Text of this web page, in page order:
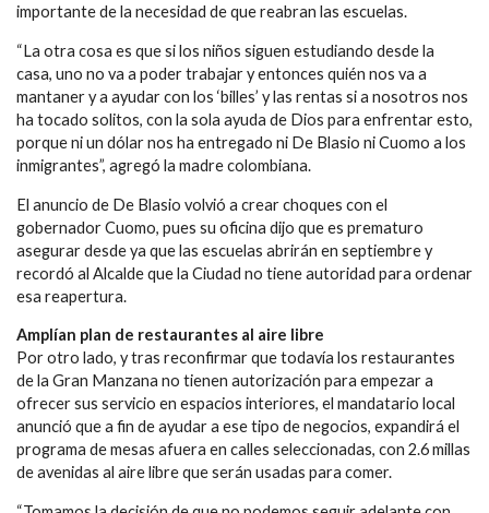
importante de la necesidad de que reabran las escuelas.
“La otra cosa es que si los niños siguen estudiando desde la
casa, uno no va a poder trabajar y entonces quién nos va a
mantaner y a ayudar con los ‘billes’ y las rentas si a nosotros nos
ha tocado solitos, con la sola ayuda de Dios para enfrentar esto,
porque ni un dólar nos ha entregado ni De Blasio ni Cuomo a los
inmigrantes”, agregó la madre colombiana.
El anuncio de De Blasio volvió a crear choques con el
gobernador Cuomo, pues su oficina dijo que es prematuro
asegurar desde ya que las escuelas abrirán en septiembre y
recordó al Alcalde que la Ciudad no tiene autoridad para ordenar
esa reapertura.
Amplían plan de restaurantes al aire libre
Por otro lado, y tras reconfirmar que todavía los restaurantes
de la Gran Manzana no tienen autorización para empezar a
ofrecer sus servicio en espacios interiores, el mandatario local
anunció que a fin de ayudar a ese tipo de negocios, expandirá el
programa de mesas afuera en calles seleccionadas, con 2.6 millas
de avenidas al aire libre que serán usadas para comer.